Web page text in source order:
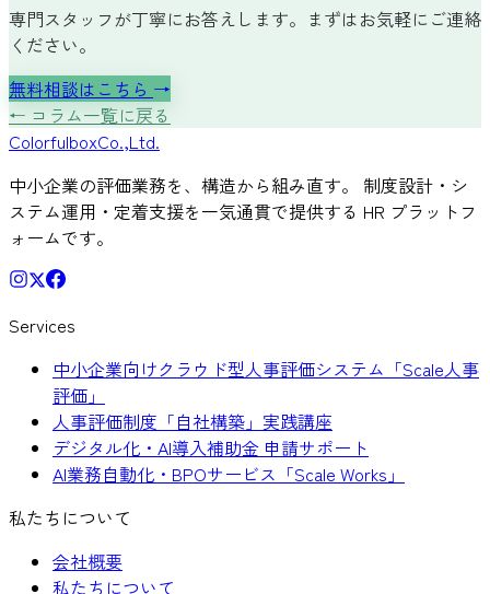
専門スタッフが丁寧にお答えします。まずはお気軽にご連絡
ください。
無料相談はこちら →
← コラム一覧に戻る
ColorfulboxCo.,Ltd.
中小企業の評価業務を、構造から組み直す。 制度設計・シ
ステム運用・定着支援を一気通貫で提供する HR プラットフ
ォームです。
Services
中小企業向けクラウド型人事評価システム「Scale人事
評価」
人事評価制度「自社構築」実践講座
デジタル化・AI導入補助金 申請サポート
AI業務自動化・BPOサービス「Scale Works」
私たちについて
会社概要
私たちについて